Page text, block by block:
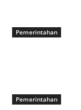
Pemerintahan
Pemerintahan